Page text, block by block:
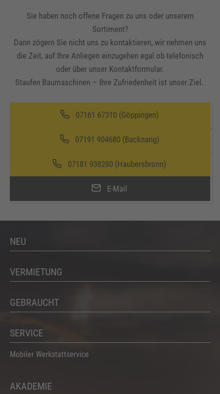
Sie haben noch offene Fragen zu uns oder unserem
Sortiment?
Dann zögern Sie nicht uns zu kontaktieren, wir nehmen uns
die Zeit, auf Ihre Anliegen einzugehen egal ob telefonisch
oder über unser Kontaktformular.
Staufen Baumaschinen – Ihre Zufriedenheit ist unser Ziel.
07161 67310 (Göppingen)
07191 904680 (Backnang)
07181 938280 (Haubersbronn)
E-Mail
NEU
VERMIETUNG
GEBRAUCHT
SERVICE
Mobiler Werkstattservice
AKADEMIE